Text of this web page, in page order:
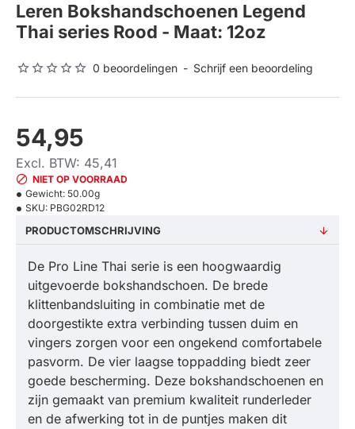
Leren Bokshandschoenen Legend
Thai series Rood - Maat: 12oz
0 beoordelingen - Schrijf een beoordeling
54,95
Excl. BTW: 45,41
NIET OP VOORRAAD
Gewicht: 50.00g
SKU: PBG02RD12
PRODUCTOMSCHRIJVING
De Pro Line Thai serie is een hoogwaardig
uitgevoerde bokshandschoen. De brede
klittenbandsluiting in combinatie met de
doorgestikte extra verbinding tussen duim en
vingers zorgen voor een ongekend comfortabele
pasvorm. De vier laagse toppadding biedt zeer
goede bescherming. Deze bokshandschoenen en
zijn gemaakt van premium kwaliteit runderleder
en de afwerking tot in de puntjes maken dit